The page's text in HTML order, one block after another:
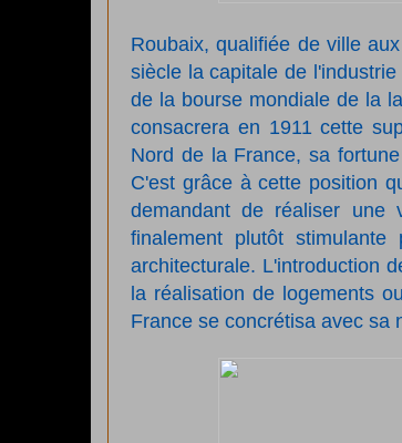
Roubaix, qualifiée de ville
siècle la capitale de
de la bourse mondiale de la
consacrera en 1911 cette
Nord de la France, sa
C'est grâce à cette position
demandant de réaliser une
finalement plutôt stimulante
architecturale. L'introduction
la réalisation de logements
France se concrétisa avec sa